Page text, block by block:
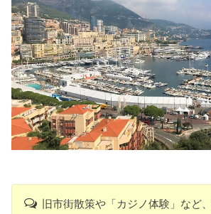
旧市街散策や「カジノ体験」など